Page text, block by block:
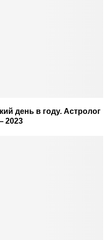
день в году. Астролог
2023